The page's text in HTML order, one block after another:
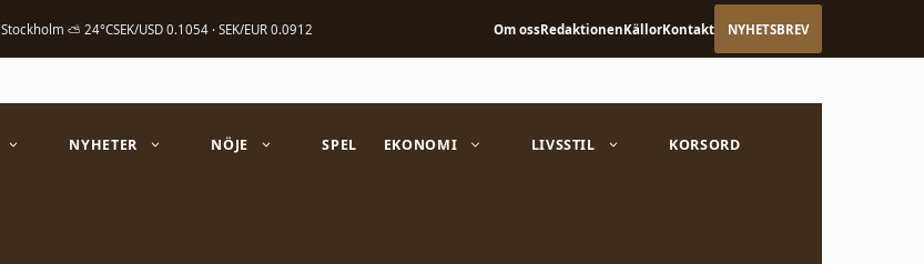
Stockholm ⛅ 24°CSEK/USD 0.1054 · SEK/EUR 0.0912 Om ossRedaktionenKällorKontakt NYHETSBREV
NYHETER NÖJE SPEL EKONOMI LIVSSTIL KORSORD